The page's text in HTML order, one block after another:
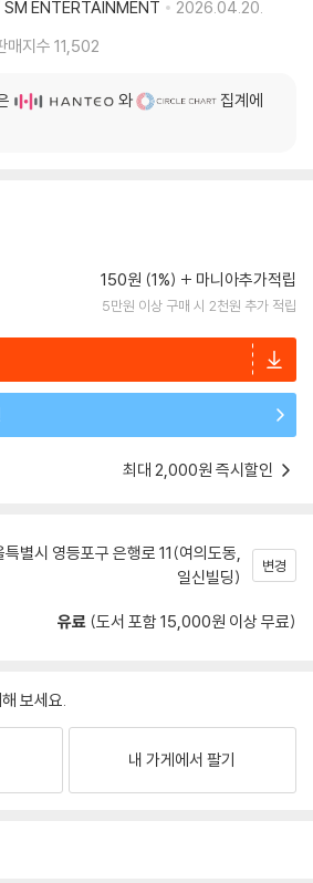
SM ENTERTAINMENT 2026.04.20.
매지수 11,502
와
집계에
150원 (1%) 마니아추가적립
5만원 이상 구매 시 2천원 추가 적립
최대 2,000원 즉시할인
특별시 영등포구 은행로 11(여의도동,
일신빌딩)
변경
유료 (도서 포함 15,000원 이상 무료)
보세요.
내 가게에서 팔기